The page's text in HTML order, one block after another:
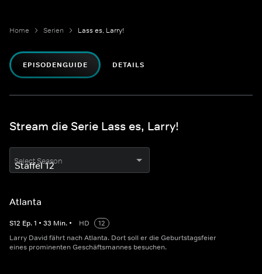
Home Serien Lass es, Larry!
EPISODENGUIDE DETAILS
Stream die Serie Lass es, Larry!
Select Season
Atlanta
S12 Ep.1 • 33 Min. • HD
12
Larry David fährt nach Atlanta. Dort soll er die Geburtstagsfeier
eines prominenten Geschäftsmannes besuchen.